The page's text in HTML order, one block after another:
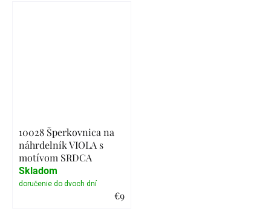
10028 Šperkovnica na
náhrdelník VIOLA s
motívom SRDCA
€9
Skladom